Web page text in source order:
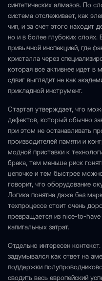
синтетических алмазов. По
система отслеживает, как
чип, и за счет этого находит
но и в более глубоких слоях.
привычной инспекцией, где
кристалла через
которая все активнее идет в
сдвиг выглядит не как
прикладной инструмент.
Стартап утверждает, что
дефектов, который обычно
при этом не останавливать
производителей памяти и
модной приставки к
брака, тем меньше риск
цепочке и тем быстрее
говорит, что оборудование
Логика понятна даже без
техпроцессе стоит очень
превращается из nice-to-
капитальных затрат.
Отдельно интересен
задумывался как ответ на
поддержки
сводить весь европейский